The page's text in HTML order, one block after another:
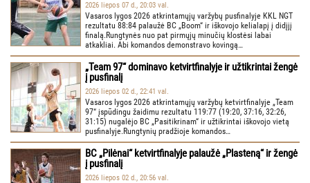
2026 liepos 07 d., 20:03 val.
Vasaros lygos 2026 atkrintamųjų varžybų pusfinalyje KKL NGT
rezultatu 88:84 palaužė BC „Boom“ ir iškovojo kelialapį į didįjį
finalą.Rungtynės nuo pat pirmųjų minučių klostėsi labai
atkakliai. Abi komandos demonstravo kovingą…
„Team 97“ dominavo ketvirtfinalyje ir užtikrintai žengė
į pusfinalį
2026 liepos 02 d., 22:41 val.
Vasaros lygos 2026 atkrintamųjų varžybų ketvirtfinalyje „Team
97“ įspūdingu žaidimu rezultatu 119:77 (19:20, 37:16, 32:26,
31:15) nugalėjo BC „Pasitikrinam“ ir užtikrintai iškovojo vietą
pusfinalyje.Rungtynių pradžioje komandos…
BC „Pilėnai“ ketvirtfinalyje palaužė „Plasteną“ ir žengė
į pusfinalį
2026 liepos 02 d., 20:56 val.